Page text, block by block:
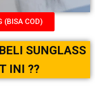
(BISA COD)
SUNGLASS
INI ??